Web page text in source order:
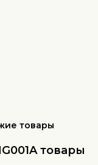
товары
товары